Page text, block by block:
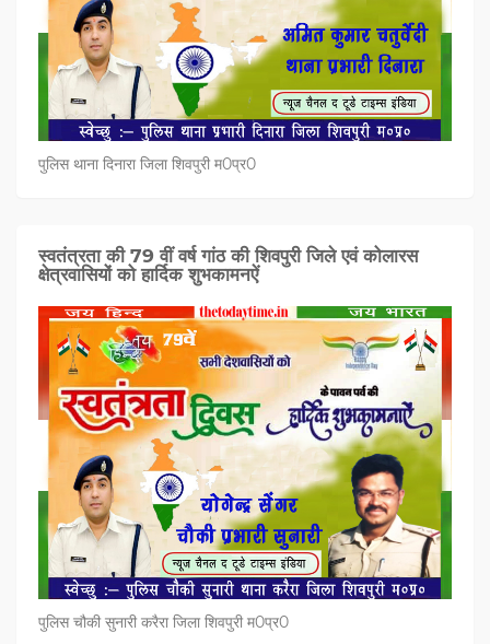
पुलिस थाना दिनारा जिला शिवपुरी म0प्र0
स्वतंत्रता की 79 वीं वर्ष गांठ की शिवपुरी जिले एवं कोलारस
क्षेत्रवासियों को हार्दिक शुभकामनऐं
पुलिस चौकी सुनारी करैरा जिला शिवपुरी म0प्र0